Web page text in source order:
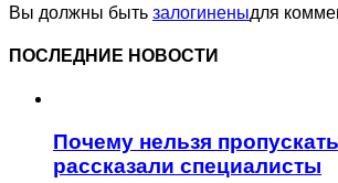
Вы должны быть залогиненыдля
ПОСЛЕДНИЕ НОВОСТИ
Почему нельзя
рассказали специалисты